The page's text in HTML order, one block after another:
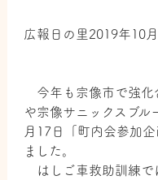
広報日の里2019年10
今年も宗像市で強化
や宗像サニックスブル
月17日「町内会参加
ました。
はしご車救助訓練で